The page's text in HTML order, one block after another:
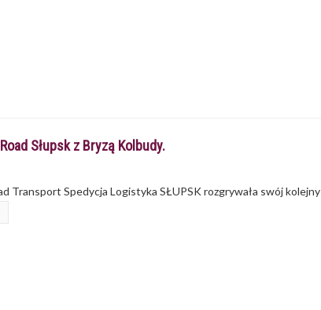
Słupsk z Bryzą Kolbudy.
Transport Spedycja Logistyka SŁUPSK rozgrywała swój kolejny